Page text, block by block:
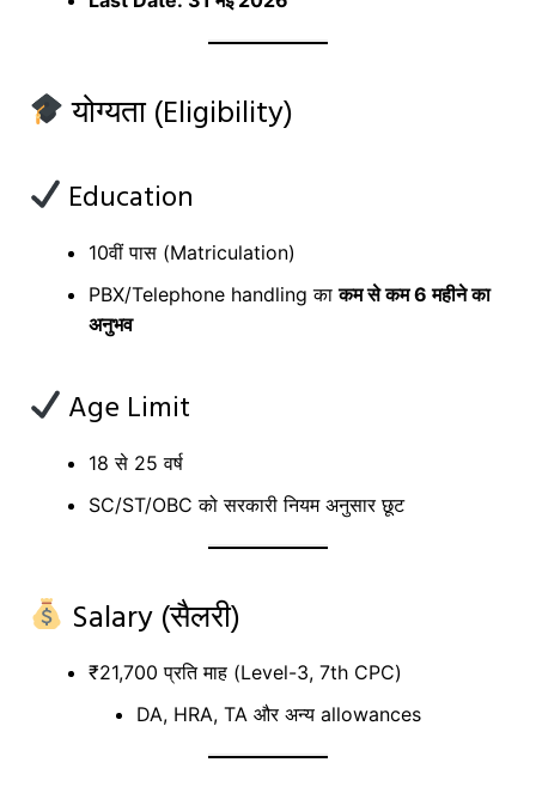
योग्यता (Eligibility)
Education
10वीं पास (Matriculation)
PBX/Telephone handling काकम से कम 6 महीने का
अनुभव
Age Limit
18 से 25 वर्ष
SC/ST/OBC को सरकारी नियम अनुसार छूट
Salary (सैलरी)
₹21,700 प्रति माह (Level-3, 7th CPC)
DA, HRA, TA और अन्य allowances